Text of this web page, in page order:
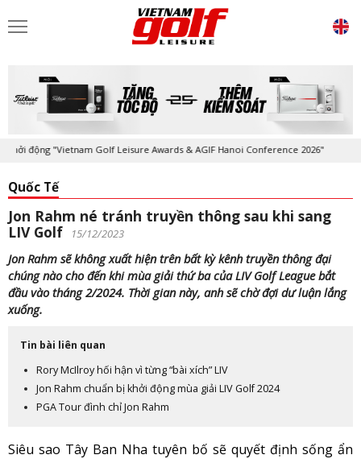
động "Vietnam Golf Leisure Awards & AGIF Hanoi Conference 2026"
Quốc Tế
Jon Rahm né tránh truyền thông sau khi sang
LIV Golf
15/12/2023
Jon Rahm sẽ không xuất hiện trên bất kỳ kênh truyền thông đại
chúng nào cho đến khi mùa giải thứ ba của LIV Golf League bắt
đầu vào tháng 2/2024. Thời gian này, anh sẽ chờ đợi dư luận lắng
xuống.
Tin bài liên quan
Rory McIlroy hối hận vì từng “bài xích” LIV
Jon Rahm chuẩn bị khởi động mùa giải LIV Golf 2024
PGA Tour đình chỉ Jon Rahm
Siêu sao Tây Ban Nha tuyên bố sẽ quyết định sống ẩn